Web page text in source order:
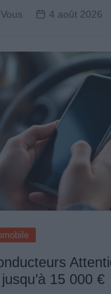
4 août 2026
15 000 €